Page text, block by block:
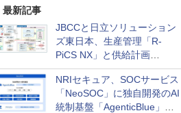
最新記事
JBCCと日立ソリューション
ズ東日本、生産管理「R-
PiCS NX」と供給計画
「scSQUARE ISP」の連携サ
ービスを提供開始
NRIセキュア、SOCサービス
「NeoSOC」に独自開発のAI
統制基盤「AgenticBlue」を